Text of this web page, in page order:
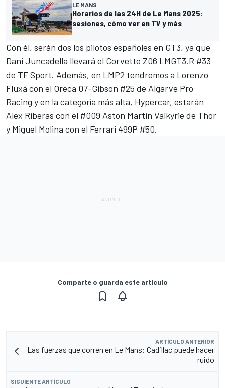
LE MANS
Horarios de las 24H de Le Mans 2025:
sesiones, cómo ver en TV y más
Con él, serán dos los pilotos españoles en GT3, ya que
Dani Juncadella llevará el Corvette Z06 LMGT3.R #33
de TF Sport. Además, en LMP2 tendremos a Lorenzo
Fluxá con el Oreca 07-Gibson #25 de Algarve Pro
Racing y en la categoría más alta, Hypercar, estarán
Alex Riberas con el #009 Aston Martin Valkyrie de Thor
y Miguel Molina con el Ferrari 499P #50.
Comparte o guarda este artículo
ARTÍCULO ANTERIOR
Las fuerzas que corren en Le Mans: Cadillac puede hacer
ruido
SIGUIENTE ARTÍCULO